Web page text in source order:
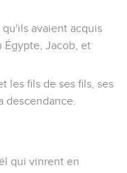
avaient acquis
Égypte, Jacob, et
les fils de ses fils, ses
descendance.
qui vinrent en